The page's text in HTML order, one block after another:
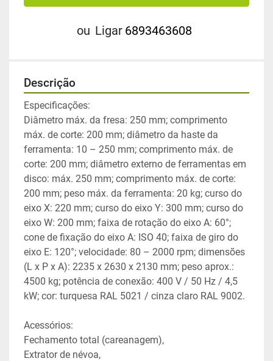
ou Ligar 6893463608
Descrição
Especificações:
Diâmetro máx. da fresa: 250 mm; comprimento
máx. de corte: 200 mm; diâmetro da haste da
ferramenta: 10 – 250 mm; comprimento máx. de
corte: 200 mm; diâmetro externo de ferramentas em
disco: máx. 250 mm; comprimento máx. de corte:
200 mm; peso máx. da ferramenta: 20 kg; curso do
eixo X: 220 mm; curso do eixo Y: 300 mm; curso do
eixo W: 200 mm; faixa de rotação do eixo A: 60°;
cone de fixação do eixo A: ISO 40; faixa de giro do
eixo E: 120°; velocidade: 80 – 2000 rpm; dimensões
(L x P x A): 2235 x 2630 x 2130 mm; peso aprox.:
4500 kg; potência de conexão: 400 V / 50 Hz / 4,5
kW; cor: turquesa RAL 5021 / cinza claro RAL 9002.
Acessórios:
Fechamento total (careanagem),
Extrator de névoa,